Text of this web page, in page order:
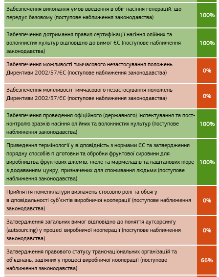
Забезпечення виконання умов введення в обіг насіння генерацій, що
передує базовому (поступове наближення законодавства)
100%
Забезпечення дотримання правил сертифікації насіння олійних та
волокнистих культур відповідно до вимог ЄС (поступове наближення
законодавства)
100%
Забезпечення можливості тимчасового незастосування положень
Директиви 2002/57/ЄС (поступове наближення законодавства)
0%
Забезпечення можливості тимчасового незастосування положень
Директиви 2002/57/ЄС (поступове наближення законодавства)
0%
Забезпечення проведення офіційного (державного) інспектування та пост-
контролю зразків насіння олійних та волокнистих культур (поступове
наближення законодавства)
100%
Приведення термінології у відповідність з нормами ЄС та затвердження
порядку способів підготовки та обробки фруктової сировини для
виробництва фруктових джемів, желе та мармеладів та каштанових пюре
з додаванням цукру, призначених для споживання людьми (поступове
наближення законодавства)
100%
Прийняття номенклатури визначень стосовно ролі та обсягу
відповідальності суб’єктів виробничої кооперації (поступове наближення
законодавства)
0%
Затвердження загальних вимог відповідно до поняття аутсорсингу
(autsourcing) у процесі виробничої кооперації (поступове наближення
законодавства)
0%
Затвердження правового статусу транснаціональних організацій та
об’єднань, задіяних у процесі виробничої кооперації (поступове
наближення законодавства)
66%